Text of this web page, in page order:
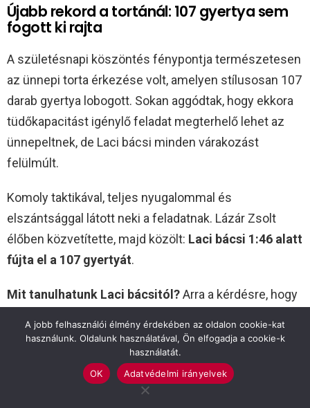
Újabb rekord a tortánál: 107 gyertya sem
fogott ki rajta
A születésnapi köszöntés fénypontja természetesen
az ünnepi torta érkezése volt, amelyen stílusosan 107
darab gyertya lobogott. Sokan aggódtak, hogy ekkora
tüdőkapacitást igénylő feladat megterhelő lehet az
ünnepeltnek, de Laci bácsi minden várakozást
felülmúlt.
Komoly taktikával, teljes nyugalommal és
elszántsággal látott neki a feladatnak. Lázár Zsolt
élőben közvetítette, majd közölt: Laci bácsi 1:46 alatt
fújta el a 107 gyertyát.
Mit tanulhatunk Laci bácsitól?Arra a kérdésre, hogy
válaszol: a tiszta lelkiismeret, a családi szeretet, a
mérsékletesség és az, hogy soha ne veszítsük el a
hitünket a holnapban.
A jobb felhasználói élmény érdekében az oldalon cookie-kat
használunk. Oldalunk használatával, Ön elfogadja a cookie-k
használatát.
OK
Adatvédelmi irányelvek